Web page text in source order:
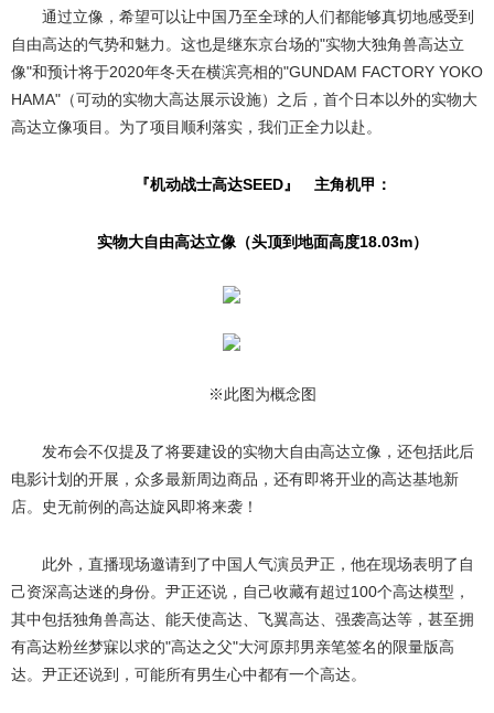
通过立像，希望可以让中国乃至全球的人们都能够真切地感受到
自由高达的气势和魅力。这也是继东京台场的"实物大独角兽高达立
像"和预计将于2020年冬天在横滨亮相的"GUNDAM FACTORY YOKO
HAMA"（可动的实物大高达展示设施）之后，首个日本以外的实物大
高达立像项目。为了项目顺利落实，我们正全力以赴。
『机动战士高达SEED』 主角机甲：
实物大自由高达立像（头顶到地面高度18.03m）
※此图为概念图
发布会不仅提及了将要建设的实物大自由高达立像，还包括此后
电影计划的开展，众多最新周边商品，还有即将开业的高达基地新
店。史无前例的高达旋风即将来袭！
此外，直播现场邀请到了中国人气演员尹正，他在现场表明了自
己资深高达迷的身份。尹正还说，自己收藏有超过100个高达模型，
其中包括独角兽高达、能天使高达、飞翼高达、强袭高达等，甚至拥
有高达粉丝梦寐以求的"高达之父"大河原邦男亲笔签名的限量版高
达。尹正还说到，可能所有男生心中都有一个高达。